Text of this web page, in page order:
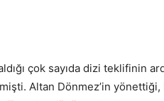
çok sayıda dizi teklifinin
Altan Dönmez’in yönettiği,